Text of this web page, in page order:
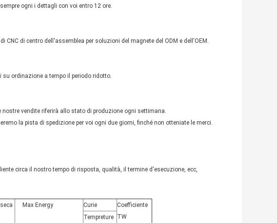
ogni i dettagli con voi entro 12 ore.
di centro dell'assemblea per soluzioni del magnete del ODM e dell'OEM.
ordinazione a tempo il periodo ridotto.
vendite riferirà allo stato di produzione ogni settimana.
la pista di spedizione per voi ogni due giorni, finché non otteniate le merci.
circa il nostro tempo di risposta, qualità, il termine d'esecuzione, ecc,
Max Energy Curie
Coefficiente
TW
Tempreture